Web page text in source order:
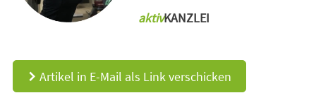
aktivKANZLEI
d Artikel in E-Mail als Link verschicken